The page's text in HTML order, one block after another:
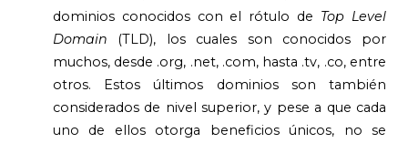
dominios conocidos con el rótulo de Top Level
Domain (TLD), los cuales son conocidos por
muchos, desde .org, .net, .com, hasta .tv, .co, entre
otros. Estos últimos dominios son también
considerados de nivel superior, y pese a que cada
uno de ellos otorga beneficios únicos, no se